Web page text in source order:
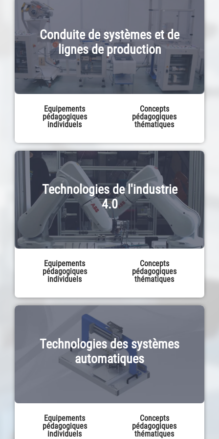
Conduite de systèmes et de
lignes de production
Equipements
pédagogiques
individuels
Concepts
pédagogiques
thématiques
Technologies de l'industrie
4.0
Equipements
pédagogiques
individuels
Concepts
pédagogiques
thématiques
Technologies des systèmes
automatiques
Equipements
pédagogiques
individuels
Concepts
pédagogiques
thématiques